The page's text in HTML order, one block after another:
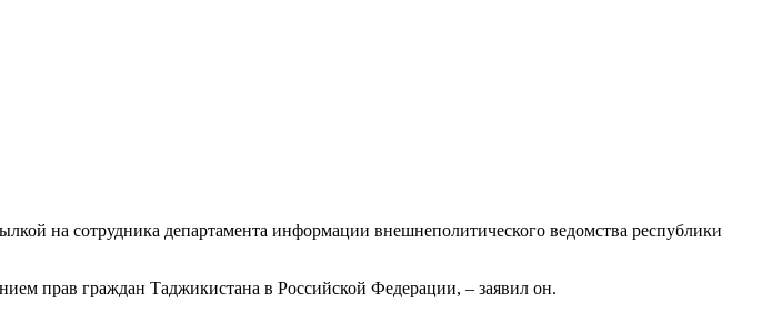
на сотрудника департамента информации внешнеполитического ведомства республики
прав граждан Таджикистана в Российской Федерации, – заявил он.